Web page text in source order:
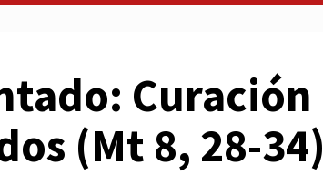
Curación
(Mt 8, 28-34)